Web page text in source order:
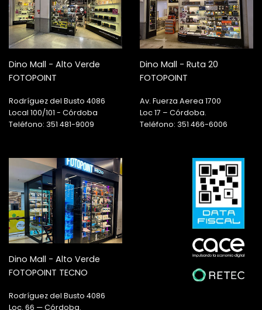
Dino Mall - Alto Verde
FOTOPOINT
Rodríguez del Busto 4086
Local 100/101 - Córdoba
Teléfono: 351 481-9009
Dino Mall - Ruta 20
FOTOPOINT
Av. Fuerza Aerea 1700
Loc 17 – Córdoba.
Teléfono: 351 466-6006
Dino Mall - Alto Verde
FOTOPOINT TECNO
Rodríguez del Busto 4086
Loc. 66 — Córdoba.